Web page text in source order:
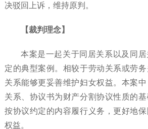
决驳回上诉，维持原判。
【裁判理念】
本案是一起关于同居关系以及同
定的典型案例。相较于劳动关系或劳
关系能够更妥善维护妇女权益。本案
关系、协议书为财产分割协议性质的
按协议约定的内容履行义务，更好地
权益。